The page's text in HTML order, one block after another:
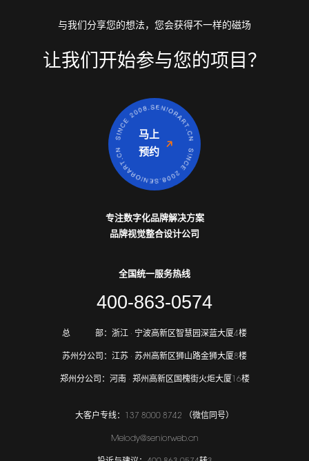
与我们分享您的想法，您会获得不一样的磁场
让我们开始参与您的项目？
马上
预约
专注数字化品牌解决方案
品牌视觉整合设计公司
全国统一服务热线
400-863-0574
总 部： 浙江 · 宁波高新区智慧园深蓝大厦4楼
苏州分公司： 江苏 · 苏州高新区狮山路金狮大厦8楼
郑州分公司： 河南 · 郑州高新区国槐街火炬大厦16楼
大客户专线：137 8000 8742 （微信同号）
Melody@seniorweb.cn